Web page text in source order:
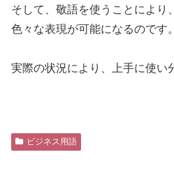
そして、敬語を使うことにより
色々な表現が可能になるのです。
実際の状況により、上手に使い
ビジネス用語